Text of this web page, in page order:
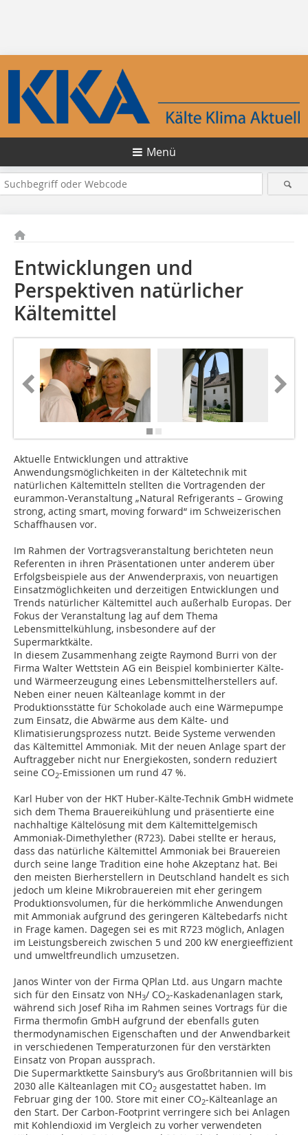
Menü
Entwicklungen und
Perspektiven natürlicher
Kältemittel
Aktuelle Entwicklungen und attraktive
Anwendungsmöglichkeiten in der Kältetechnik mit
natürlichen Kältemitteln stellten die Vortragenden der
eurammon-Veranstaltung „Natural Refrigerants – Growing
strong, acting smart, moving forward“ im Schweizerischen
Schaffhausen vor.
Im Rahmen der Vortragsveranstaltung berichteten neun
Referenten in ihren Präsentationen unter anderem über
Erfolgsbeispiele aus der Anwenderpraxis, von neuartigen
Einsatzmöglichkeiten und derzeitigen Entwicklungen und
Trends natürlicher Kältemittel auch außerhalb Europas. Der
Fokus der Veranstaltung lag auf dem Thema
Lebensmittelkühlung, insbesondere auf der
Supermarktkälte.
In diesem Zusammenhang zeigte Raymond Burri von der
Firma Walter Wettstein AG ein Beispiel kombinierter Kälte-
und Wärmeerzeugung eines Lebensmittelherstellers auf.
Neben einer neuen Kälteanlage kommt in der
Produktionsstätte für Schokolade auch eine Wärmepumpe
zum Einsatz, die Abwärme aus dem Kälte- und
Klimatisierungsprozess nutzt. Beide Systeme verwenden
das Kältemittel Ammoniak. Mit der neuen Anlage spart der
Auftraggeber nicht nur Energiekosten, sondern reduziert
seine CO2-Emissionen um rund 47 %.
Karl Huber von der HKT Huber-Kälte-Technik GmbH widmete
sich dem Thema Brauereikühlung und präsentierte eine
nachhaltige Kältelösung mit dem Kältemittelgemisch
Ammoniak-Dim­ethyl­ether (R723). Dabei stellte er heraus,
dass das natürliche Kältemittel Ammoniak bei Brauereien
durch seine lange Tradition eine hohe Akzeptanz hat. Bei
den meisten Bierherstellern in Deutschland handelt es sich
jedoch um kleine Mikrobrauereien mit eher geringem
Produktionsvolumen, für die herkömmliche Anwendungen
mit Ammoniak aufgrund des geringeren Kältebedarfs nicht
in Frage kamen. Dagegen sei es mit R723 möglich, Anlagen
im Leistungsbereich zwischen 5 und 200 kW energieeffizient
und umweltfreundlich umzusetzen.
Janos Winter von der Firma QPlan Ltd. aus Ungarn machte
sich für den Einsatz von NH3/ CO2-Kaskadenanlagen stark,
während sich Josef Riha im Rahmen seines Vortrags für die
Firma thermofin GmbH aufgrund der ebenfalls guten
thermodynamischen Eigenschaften und der Anwendbarkeit
in verschiedenen Temperaturzonen für den verstärkten
Einsatz von Propan aussprach.
Die Supermarktkette Sainsbury’s aus Großbritannien will bis
2030 alle Kälteanlagen mit CO2 ausgestattet haben. Im
Februar ging der 100. Store mit einer CO2-Kälteanlage an
den Start. Der Carbon-Footprint verringere sich bei Anlagen
mit Kohlendioxid im Vergleich zu vorher verwendeten